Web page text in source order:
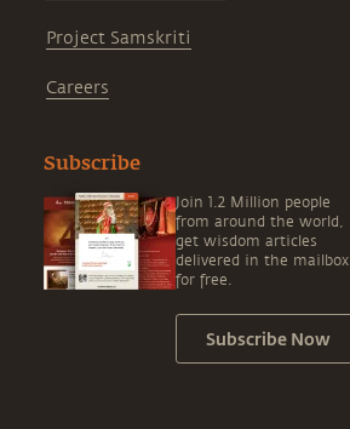
Project Samskriti
Careers
Subscribe
Join 1.2 Million people
from around the world,
get wisdom articles
delivered in the mailbox
for free.
Subscribe Now